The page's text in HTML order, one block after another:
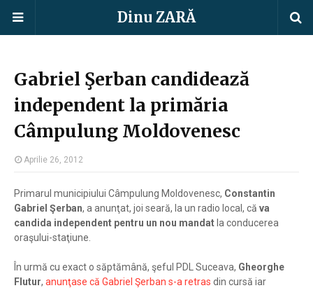
Dinu ZARĂ
Gabriel Şerban candidează
independent la primăria
Câmpulung Moldovenesc
Aprilie 26, 2012
Primarul municipiului Câmpulung Moldovenesc, Constantin
Gabriel Şerban, a anunţat, joi seară, la un radio local, că va
candida independent pentru un nou mandat la conducerea
oraşului-staţiune.
În urmă cu exact o săptămână, şeful PDL Suceava, Gheorghe
Flutur, anunţase că Gabriel Şerban s-a retras din cursă iar